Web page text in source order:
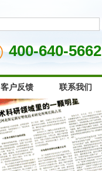
400-640-5662
客户反馈 联系我们